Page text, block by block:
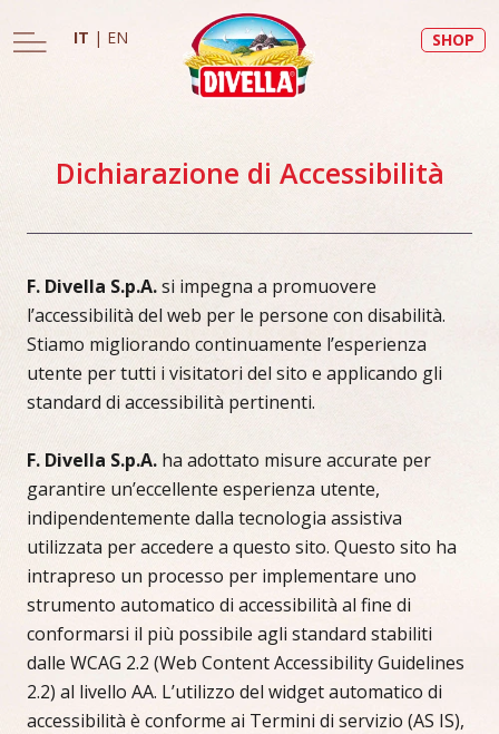
IT | EN SHOP
Dichiarazione di Accessibilità
F. Divella S.p.A.si impegna a promuovere
l’accessibilità del web per le persone con disabilità.
Stiamo migliorando continuamente l’esperienza
utente per tutti i visitatori del sito e applicando gli
standard di accessibilità pertinenti.
F. Divella S.p.A. ha adottato misure accurate per
garantire un’eccellente esperienza utente,
indipendentemente dalla tecnologia assistiva
utilizzata per accedere a questo sito. Questo sito ha
intrapreso un processo per implementare uno
strumento automatico di accessibilità al fine di
conformarsi il più possibile agli standard stabiliti
dalle WCAG 2.2 (Web Content Accessibility Guidelines
2.2) al livello AA. L’utilizzo del widget automatico di
accessibilità è conforme ai Termini di servizio (AS IS),